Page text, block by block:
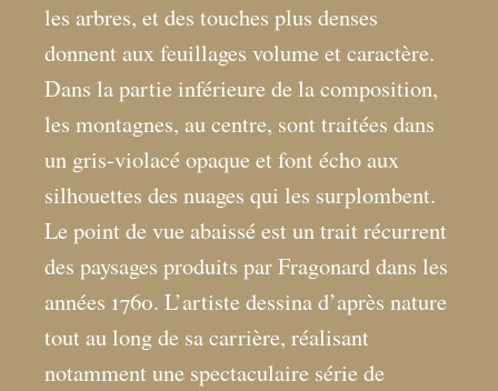
les arbres, et des touches plus denses
donnent aux feuillages volume et caractère.
Dans la partie inférieure de la composition,
les montagnes, au centre, sont traitées dans
un gris-violacé opaque et font écho aux
silhouettes des nuages qui les surplombent.
Le point de vue abaissé est un trait récurrent
des paysages produits par Fragonard dans les
années 1760. L’artiste dessina d’après nature
tout au long de sa carrière, réalisant
notamment une spectaculaire série de